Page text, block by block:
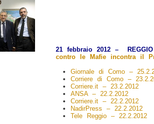
21 febbraio 2012 –
contro le Mafie incontra il
Giornale di Como –
Corriere di Como –
Corriere.it – 23.2.2012
ANSA – 22.2.2012
Corriere.it – 22.2.2012
NadirPress – 22.2.2012
Tele Reggio – 22.2.2012